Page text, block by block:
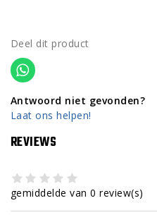
Deel dit product
Antwoord niet gevonden?
Laat ons helpen!
REVIEWS
gemiddelde van 0 review(s)